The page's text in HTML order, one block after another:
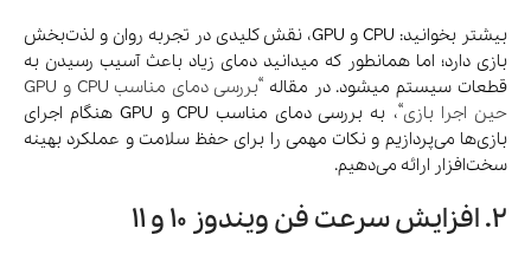
بیشتر بخوانید: CPU و GPU، نقش کلیدی در تجربه‌ روان و لذت‌بخش
بازی دارد؛ اما همانطور که میدانید دمای زیاد باعث آسیب رسیدن به
قطعات سیستم میشود. در مقاله “
بررسی دمای مناسب CPU و GPU
حین اجرا بازی
“، به بررسی دمای مناسب CPU و GPU هنگام اجرای
بازی‌ها می‌پردازیم و نکات مهمی را برای حفظ سلامت و عملکرد بهینه
سخت‌افزار ارائه می‌دهیم.
2. افزایش سرعت فن ویندوز 10 و 11